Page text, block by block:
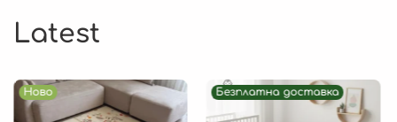
Latest
Ново Безплатна доставка